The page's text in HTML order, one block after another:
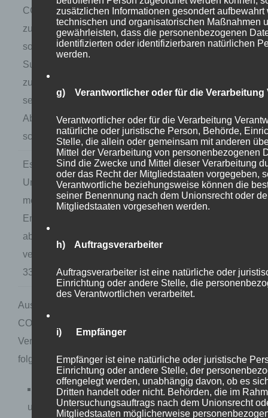
CO2-Gelder dienen Staaten
zur Quersubventionierung
sozialer Geschenke,
Subventionen oder Fonds, die
zunächst vor allem für sich
selbst diverse Pöstchen und
Abnehmer für die Gelder
schaffen dürften.
1) Finanztip
online,Link
Es sind vor allem die geistigen
Urväter solcher Börsen, die am
meisten am
Emmissionshandel und davon
abhängigen Technologien
verdienen (z.B. Al Gore mit ca.
330 Dollar Gesamtvermögen).
Daily Mail,
19.01.2023,Link
Aus ökonomischer Sicht lässt sich noch anfügen: Die
CO2-Bepreisung hat für Unternehmen und
Verbraucher fatale Folgen. Vor allem die zwei
folgenden Beispiele seien hierbei genannt:
Durch entsprechende Aufschläge fallen
unzählige vermeidbare Arbeitsschritte in der
zusätzlichen Informationen gesondert aufbewahrt
technischen und organisatorischen Maßnahmen
gewährleisten, dass die personenbezogenen
identifizierten oder identifizierbaren natürlichen
werden.
g) Verantwortlicher oder für die Verarbeitung
Verantwortlicher oder für die Verarbeitung
natürliche oder juristische Person, Behörde,
Stelle, die allein oder gemeinsam mit anderen
Mittel der Verarbeitung von personenbezogenen
Sind die Zwecke und Mittel dieser Verarbeitung
oder das Recht der Mitgliedstaaten vorgegeben,
Verantwortliche beziehungsweise können die
seiner Benennung nach dem Unionsrecht oder
Mitgliedstaaten vorgesehen werden.
h) Auftragsverarbeiter
Auftragsverarbeiter ist eine natürliche oder
Einrichtung oder andere Stelle, die
des Verantwortlichen verarbeitet.
i) Empfänger
Empfänger ist eine natürliche oder juristische
Einrichtung oder andere Stelle, der
offengelegt werden, unabhängig davon, ob es
Dritten handelt oder nicht. Behörden, die im
Untersuchungsauftrags nach dem Unionsrecht
Mitgliedstaaten möglicherweise